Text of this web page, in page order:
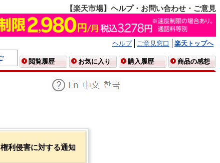
【楽天市場】ヘルプ・お問い合わせ・ご意見
ヘルプ ご意見窓口
楽天トップへ
閲覧履歴 お気に入り 購入履歴 商品の感想
権利侵害に対する通知